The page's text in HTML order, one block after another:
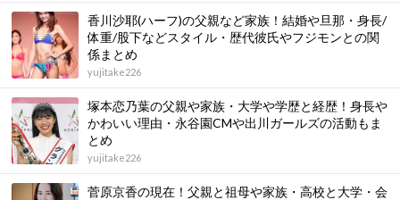
香川沙耶(ハーフ)の父親など家族！結婚や旦那・身長/
体重/股下などスタイル・歴代彼氏やフジモンとの関
係まとめ
yujitake226
塚本恋乃葉の父親や家族・大学や学歴と経歴！身長や
かわいい理由・永谷園CMや出川ガールズの活動もま
とめ
yujitake226
菅原京香の現在！父親と祖母や家族・高校と大学・会